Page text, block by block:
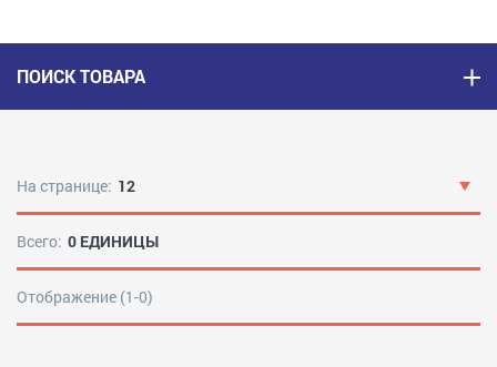
ПОИСК ТОВАРА
На странице: 12
Всего: 0 ЕДИНИЦЫ
Отображение (1-0)